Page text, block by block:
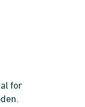
for